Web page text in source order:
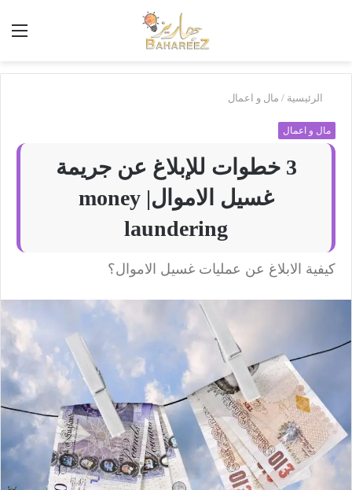
بَهاريز
الرئيسية / مال و اعمال
مال و اعمال
3 خطوات للإبلاغ عن جريمة
غسيل الاموال| money
laundering
كيفية الابلاغ عن عمليات غسيل الاموال؟